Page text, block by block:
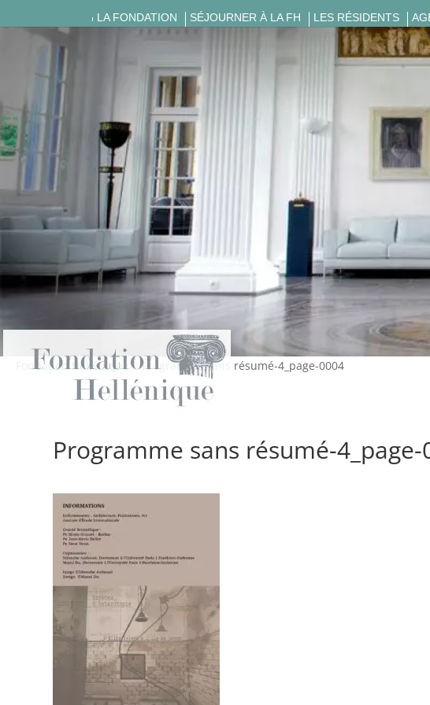
LA FONDATION SÉJOURNER À LA FH LES RÉSIDENTS
Fondation Hellénique>>Programme sans résumé-4_page-0004
Programme sans résumé-4_page-